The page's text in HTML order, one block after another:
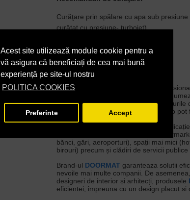
Acest site utilizează module cookie pentru a
vă asigura că beneficiați de cea mai bună
experiență pe site-ul nostru
POLITICA COOKIES
Preferinte Accept
Curăţare prin spălare cu apa sub
curățat cu presiune- turbojet)
Despre produseleDOORMAT
Sistemul de preșuri cu structura
foarte eficientă împotriva murdăriei și
curățare profesionalDOORMAT, costurile
podelelor distruse de umiditate și nisip pot
au o largă
cu intensitate mare de utilizare
bănci, gări, aeroporturi), spații mai mici
birouri) precum și clădiri de servicii publice
Brand-ul DOORMAT garanteaza solutii
nevoile mai multe companii. De
designeri de interior și arhitecți, produsele
eficientei, impreuna cu un design placut si